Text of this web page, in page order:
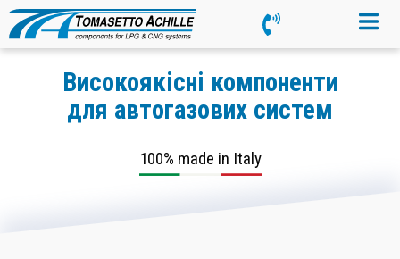
Високоякісні компоненти
для автогазових систем
100% made in Italy